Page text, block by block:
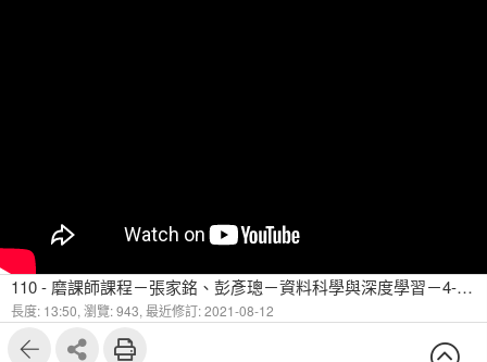
110 - 磨課師課程－張家銘、彭彥璁－資料科學與深度學習－4-3-5-1 Optimization and Loss Function 優化器與損失函數-1
長度: 13:50, 瀏覽: 943, 最近修訂: 2021-08-12